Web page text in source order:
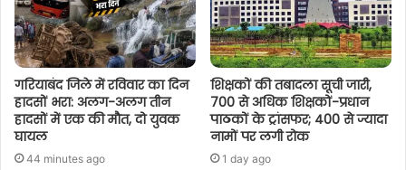
गरियाबंद जिले में रविवार का दिन
हादसों भरा: अलग-अलग तीन
हादसों में एक की मौत, दो युवक
घायल
44 minutes ago
शिक्षकों की तबादला सूची जारी,
700 से अधिक शिक्षकों-प्रधान
पाठकों के ट्रांसफर; 400 से ज्यादा
नामों पर लगी रोक
1 day ago